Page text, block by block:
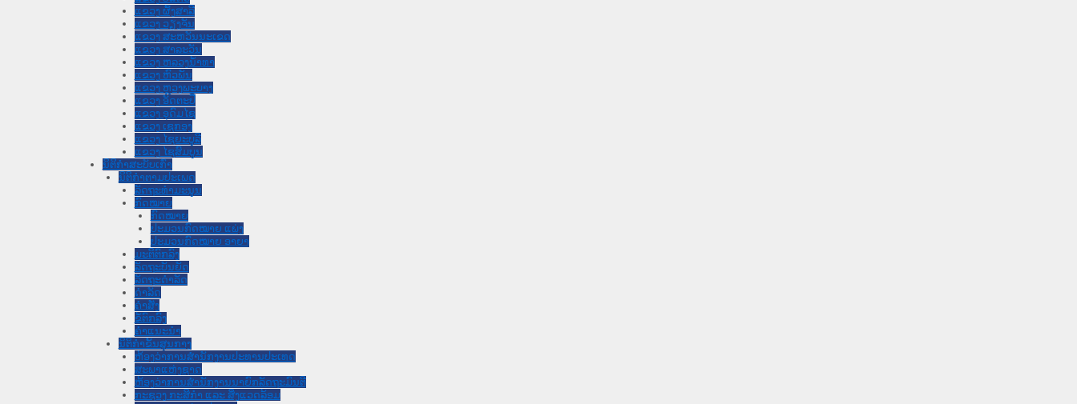
ແຂວງ ຜົ້ງສາລີ
ແຂວງ ວຽງຈັນ
ແຂວງ ສະຫວັນນະເຂດ
ແຂວງ ສາລະວັນ
ແຂວງ ຫລວງນໍ້າທາ
ແຂວງ ຫົວພັນ
ແຂວງ ຫຼວງພະບາງ
ແຂວງ ອັດຕະປື
ແຂວງ ອຸດົມໄຊ
ແຂວງ ເຊກອງ
ແຂວງ ໄຊຍະບູລີ
ແຂວງ ໄຊສົມບູນ
ນິຕິກໍາສະບັບເກົ່າ
ນິຕິກຳຕາມປະເພດ
ລັດຖະທໍາມະນູນ
ກົດໝາຍ
ກົດໝາຍ
ປະມວນກົດໝາຍ ແພ່ງ
ປະມວນກົດໝາຍ ອາຍາ
ມະຕິຕົກລົງ
ລັດຖະບັນຍັດ
ລັດຖະດໍາລັດ
ດໍາລັດ
ຄໍາສັ່ງ
ຂໍ້ຕົກລົງ
ຄໍາແນະນໍາ
ນິຕິກໍາຂັ້ນສູນກາງ
ຫ້ອງວ່າການສໍານັກງານປະທານປະເທດ
ສະພາແຫ່ງຊາດ
ຫ້ອງວ່າການສຳນັກງານນາຍົກລັດຖະມົນຕີ
ກະຊວງ ກະສິກຳ ແລະ ສິ່ງແວດລ້ອມ